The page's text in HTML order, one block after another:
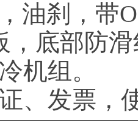
油刹，带
，底部防
机组。
、发票，